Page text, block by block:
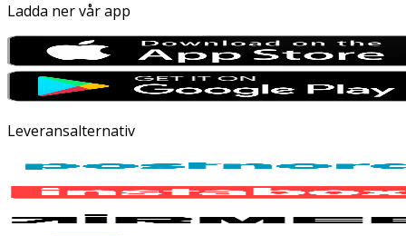
Ladda ner vår app
Leveransalternativ